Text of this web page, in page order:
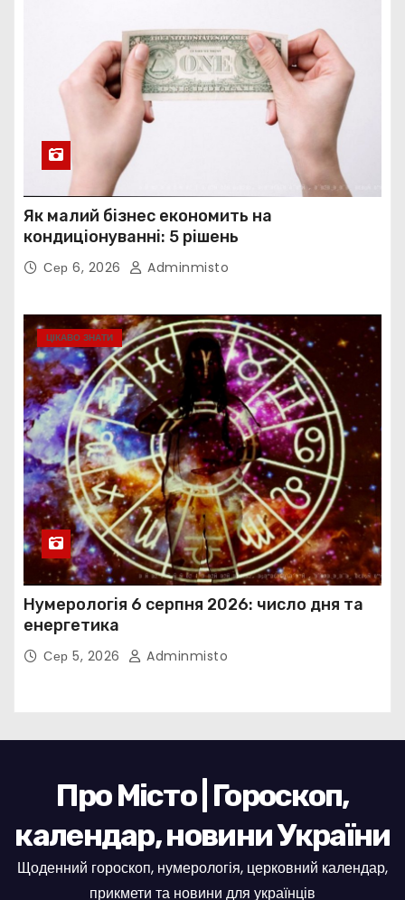
Як малий бізнес економить на
кондиціонуванні: 5 рішень
Сер 6, 2026 Adminmisto
ЦІКАВО ЗНАТИ
Нумерологія 6 серпня 2026: число дня та
енергетика
Сер 5, 2026 Adminmisto
Про Місто | Гороскоп,
календар, новини України
Щоденний гороскоп, нумерологія, церковний календар,
прикмети та новини для українців